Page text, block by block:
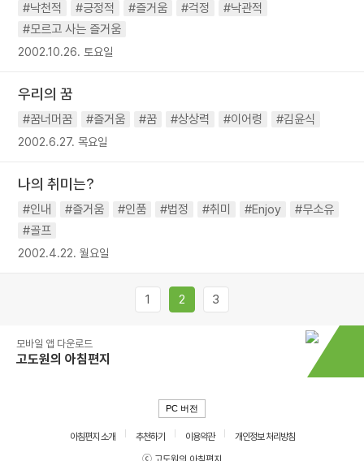
#낙천적 #긍정적 #즐거움 #걱정
#낙관적
#모르고 사는 즐거움
2002.10.26. 토요일
우리의 꿈
#꿈너머꿈 #즐거움 #꿈 #상상력 #이어령 #김윤식
2002.6.27. 목요일
나의 취미는?
#인내 #즐거움 #인품 #법정 #취미 #Enjoy
#무소유
#골프
2002.4.22. 월요일
1 2 3
모바일 앱 다운로드
고도원의 아침편지
PC 버전
아침편지 소개 추천하기 이용약관
개인정보 처리방침